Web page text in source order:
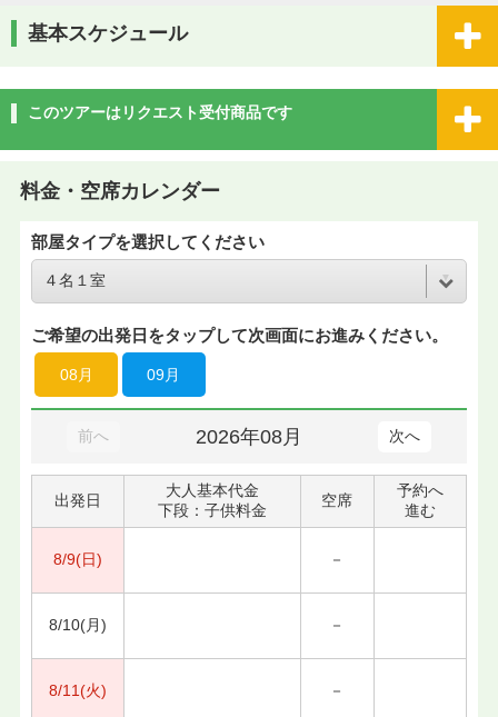
基本スケジュール
このツアーはリクエスト受付商品です
料金・空席カレンダー
部屋タイプを選択してください
ご希望の出発日をタップして次画面にお進みください。
08月 09月
前へ 2026年08月 次へ
出発日
大人基本代金
下段：子供料金
空席
予約へ
進む
8/9(日) －
8/10(月) －
8/11(火) －